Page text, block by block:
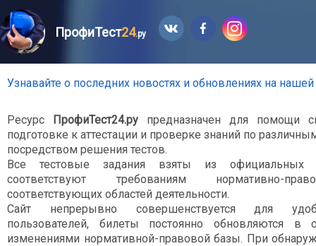
ПрофиТест24.ру
Узнавайте о последних новостях и обновлениях на нашей
Ресурс ПрофиТест24.ру предназначен для помощи
подготовке к аттестации и проверке знаний по
посредством решения тестов.
Все тестовые задания взяты из официальных
соответствуют требованиям нормативно-
соответствующих областей деятельности.
Сайт непрерывно совершенствуется для
пользователей, билеты постоянно обновляются в
изменениями нормативной-правовой базы. При